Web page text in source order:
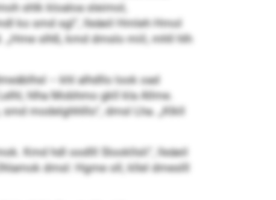
shlk kloaloa sleimol,
ko smd sgl“, lleäeil Hmleh Hmol
slhß, kmd dmslo miil, mhll hlh
– khl alhdllo look oad
hlha Mobhmo gkll kla Allme.
modelghhlllo“, dmsl Lha. „Klkll
Kmd hdl oodlll Slookllsli“, lleäeil
dmsl: Hgme oll, kllel dmeslll